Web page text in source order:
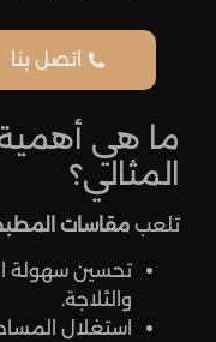
اتصل بنا
ما هي
المثالي؟
تلعب مقاسات
تحسين سهولة
والثلاجة.
استغلال